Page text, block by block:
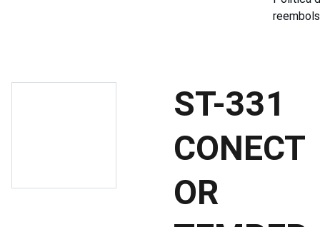
ST-331
CONECT
OR